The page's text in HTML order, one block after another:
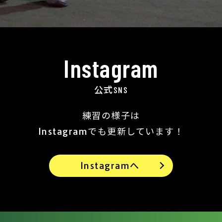
Instagram
公式SNS
練習の様子は
Instagramでも更新しています！
Instagramへ